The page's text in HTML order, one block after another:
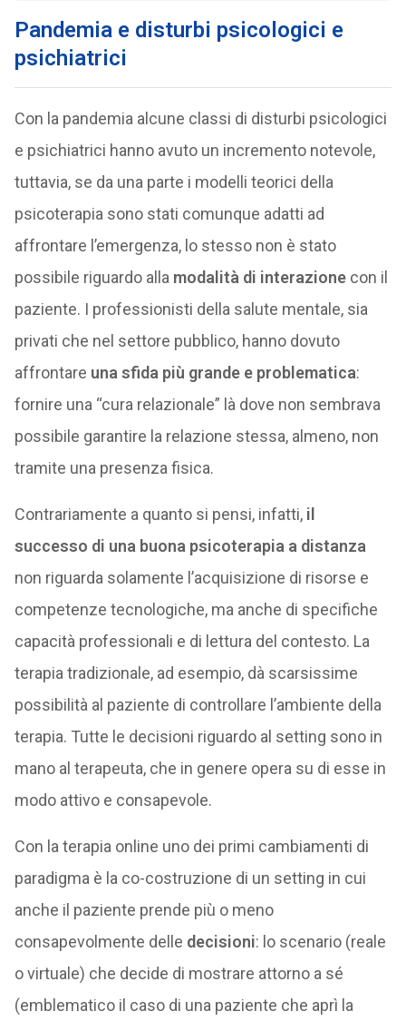
Pandemia e disturbi psicologici e
psichiatrici
Con la pandemia alcune classi di disturbi psicologici
e psichiatrici hanno avuto un incremento notevole,
tuttavia, se da una parte i modelli teorici della
psicoterapia sono stati comunque adatti ad
affrontare l’emergenza, lo stesso non è stato
possibile riguardo alla modalità di interazionecon il
paziente. I professionisti della salute mentale, sia
privati che nel settore pubblico, hanno dovuto
affrontare una sfida più grande e problematica:
fornire una “cura relazionale” là dove non sembrava
possibile garantire la relazione stessa, almeno, non
tramite una presenza fisica.
Contrariamente a quanto si pensi, infatti, il
successo di una buona psicoterapia a distanza
non riguarda solamente l’acquisizione di risorse e
competenze tecnologiche, ma anche di specifiche
capacità professionali e di lettura del contesto. La
terapia tradizionale, ad esempio, dà scarsissime
possibilità al paziente di controllare l’ambiente della
terapia. Tutte le decisioni riguardo al setting sono in
mano al terapeuta, che in genere opera su di esse in
modo attivo e consapevole.
Con la terapia online uno dei primi cambiamenti di
paradigma è la co-costruzione di un setting in cui
anche il paziente prende più o meno
consapevolmente delle decisioni: lo scenario (reale
o virtuale) che decide di mostrare attorno a sé
(emblematico il caso di una paziente che aprì la